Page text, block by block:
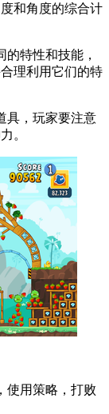
和角度的综合计
特性和技能，
理利用它们的特
具，玩家要注意
。
使用策略，打败